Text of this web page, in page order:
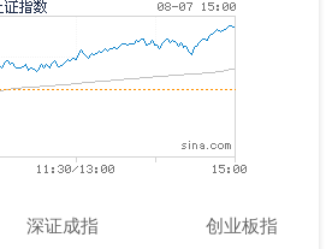
深证成指 创业板指